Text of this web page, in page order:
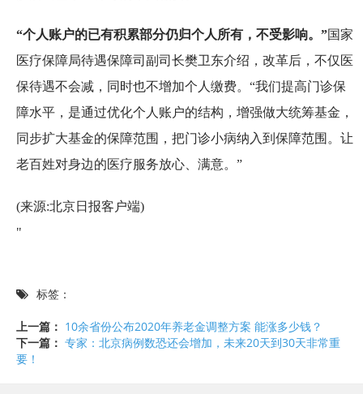
“个人账户的已有积累部分仍归个人所有，不受影响。”国家
医疗保障局待遇保障司副司长樊卫东介绍，改革后，不仅医
保待遇不会减，同时也不增加个人缴费。“我们提高门诊保
障水平，是通过优化个人账户的结构，增强做大统筹基金，
同步扩大基金的保障范围，把门诊小病纳入到保障范围。让
老百姓对身边的医疗服务放心、满意。”
(来源:北京日报客户端)
"
标签：
上一篇： 10余省份公布2020年养老金调整方案 能涨多少钱？
下一篇： 专家：北京病例数恐还会增加，未来20天到30天非常重
要！